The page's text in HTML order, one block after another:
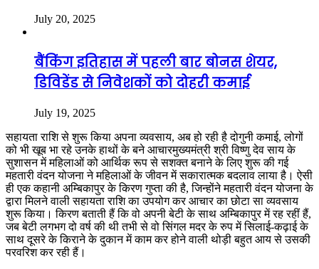
July 20, 2025
बैंकिंग इतिहास में पहली बार बोनस शेयर,
डिविडेंड से निवेशकों को दोहरी कमाई
July 19, 2025
सहायता राशि से शुरू किया अपना व्यवसाय, अब हो रही है दोगुनी कमाई, लोगों
को भी खूब भा रहे उनके हाथों के बने आचारमुख्यमंत्री श्री विष्णु देव साय के
सुशासन में महिलाओं को आर्थिक रूप से सशक्त बनाने के लिए शुरू की गई
महतारी वंदन योजना ने महिलाओं के जीवन में सकारात्मक बदलाव लाया है। ऐसी
ही एक कहानी अम्बिकापुर के किरण गुप्ता की है, जिन्होंने महतारी वंदन योजना के
द्वारा मिलने वाली सहायता राशि का उपयोग कर आचार का छोटा सा व्यवसाय
शुरू किया। किरण बताती हैं कि वो अपनी बेटी के साथ अम्बिकापुर में रह रहीं हैं,
जब बेटी लगभग दो वर्ष की थी तभी से वो सिंगल मदर के रुप में सिलाई-कढ़ाई के
साथ दूसरे के किराने के दुकान में काम कर होने वाली थोड़ी बहुत आय से उसकी
परवरिश कर रही हैं।